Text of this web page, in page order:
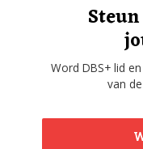
Word DBS+ lid
van